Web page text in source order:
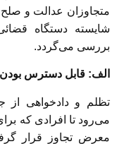
متجاوزان عدالت و
شایسته دستگاه
بررسی می‌گردد.
الف: قابل دسترس بودن
تظلم و دادخواهی از
می‌رود تا افرادی که
معرض تجاوز قرار